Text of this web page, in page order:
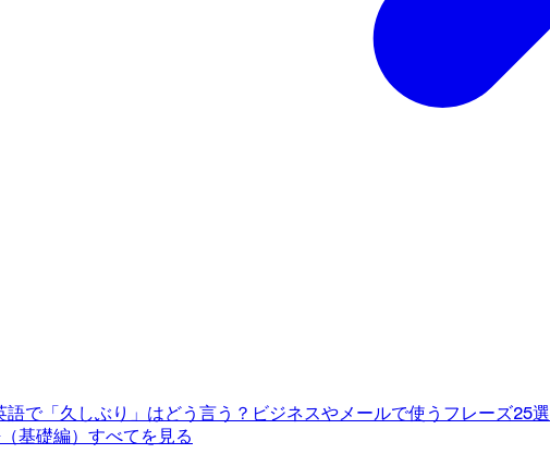
語で「久しぶり」はどう言う？ビジネスやメールで使うフレーズ25選
基礎編） すべてを見る